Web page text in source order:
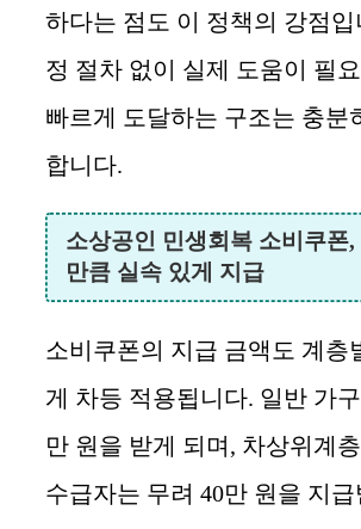
하다는 점도 이 정책의 강점입
정 절차 없이 실제 도움이 필
빠르게 도달하는 구조는 충분
합니다.
소상공인 민생회복 소비쿠폰,
만큼 실속 있게 지급
소비쿠폰의 지급 금액도 계층
게 차등 적용됩니다. 일반 가
만 원을 받게 되며, 차상위계
수급자는 무려 40만 원을 지급